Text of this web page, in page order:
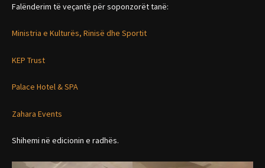
Falënderim të veçantë për soponzorët tanë:
Ministria e Kulturës, Rinisë dhe Sportit
KEP Trust
Palace Hotel & SPA
Zahara Events
Shihemi në edicionin e radhës.